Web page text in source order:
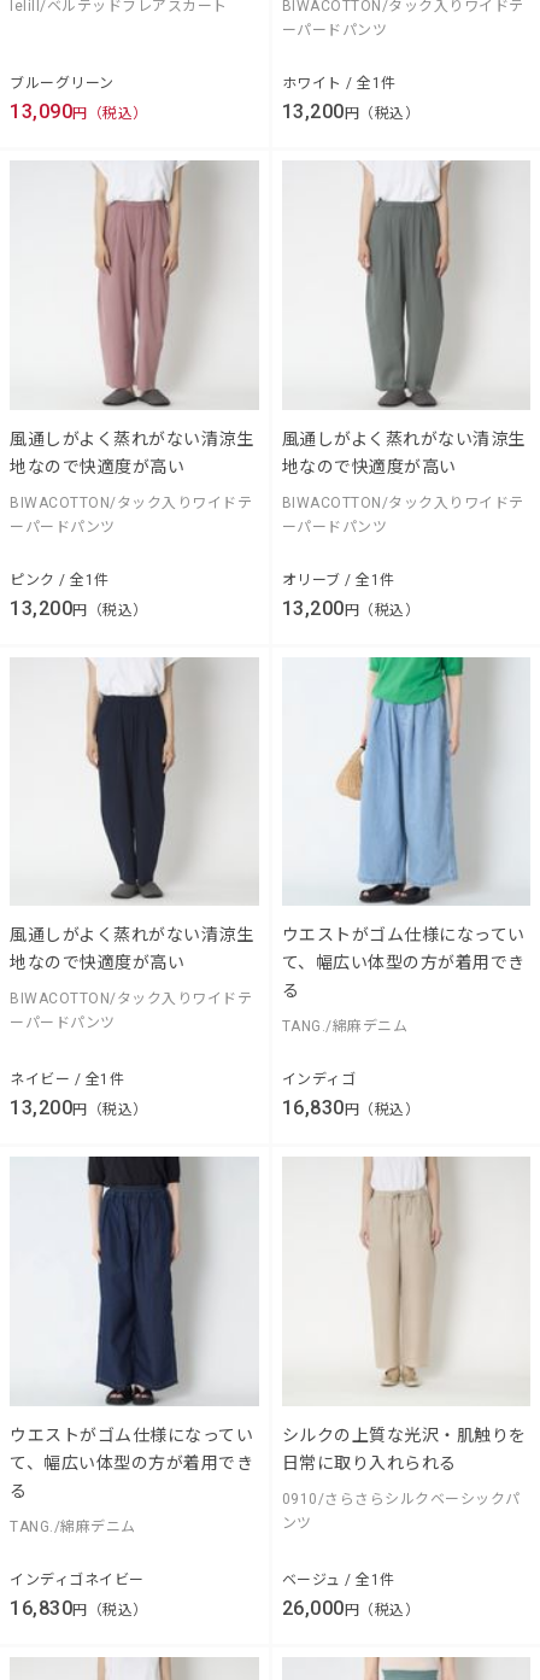
lelill/ベルテッドフレアスカート
ブルーグリーン
13,090円（税込）
BIWACOTTON/タック入りワイドテ
ーパードパンツ
ホワイト / 全1件
13,200 円（税込）
風通しがよく蒸れがない清涼生
地なので快適度が高い
BIWACOTTON/タック入りワイドテ
ーパードパンツ
ピンク / 全1件
13,200円（税込）
風通しがよく蒸れがない清涼生
地なので快適度が高い
BIWACOTTON/タック入りワイドテ
ーパードパンツ
オリーブ / 全1件
13,200円（税込）
風通しがよく蒸れがない清涼生
地なので快適度が高い
BIWACOTTON/タック入りワイドテ
ーパードパンツ
ネイビー / 全1件
13,200円（税込）
ウエストがゴム仕様になってい
て、幅広い体型の方が着用でき
る
TANG./綿麻デニム
インディゴ
16,830 円（税込）
ウエストがゴム仕様になってい
て、幅広い体型の方が着用でき
る
TANG./綿麻デニム
インディゴネイビー
16,830円（税込）
シルクの上質な光沢・肌触りを
日常に取り入れられる
0910/さらさらシルクベーシックパ
ンツ
ベージュ / 全1件
26,000円（税込）